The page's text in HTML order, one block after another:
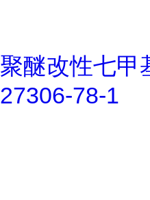
聚醚改性七甲
27306-78-1